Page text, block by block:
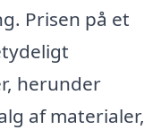
Prisen på et
herunder
af materialer,